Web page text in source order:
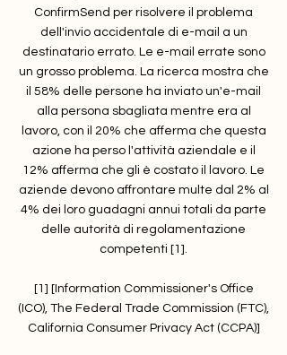
ConfirmSend per risolvere il problema
dell'invio accidentale di e-mail a un
destinatario errato. Le e-mail errate sono
un grosso problema. La ricerca mostra che
il 58% delle persone ha inviato un'e-mail
alla persona sbagliata mentre era al
lavoro, con il 20% che afferma che questa
azione ha perso l'attività aziendale e il
12% afferma che gli è costato il lavoro. Le
aziende devono affrontare multe dal 2% al
4% dei loro guadagni annui totali da parte
delle autorità di regolamentazione
competenti [1].
[1] [Information Commissioner's Office
(ICO), The Federal Trade Commission (FTC),
California Consumer Privacy Act (CCPA)]